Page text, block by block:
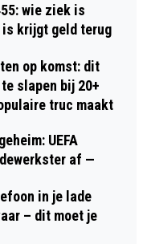
wie ziek is
krijgt geld terug
op komst: dit
slapen bij 20+
truc maakt
UEFA
af —
in je lade
– dit moet je